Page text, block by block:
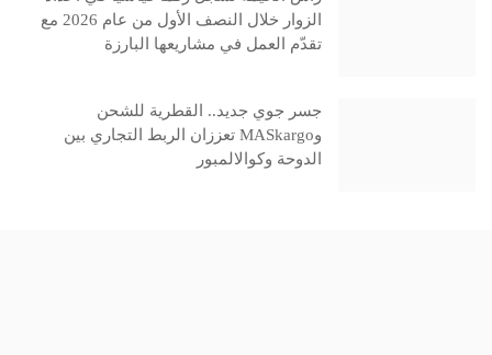
الزوار خلال النصف الأول من عام 2026 مع
تقدّم العمل في مشاريعها البارزة
جسر جوي جديد.. القطرية للشحن
وMASkargo تعززان الربط التجاري بين
الدوحة وكوالالمبور